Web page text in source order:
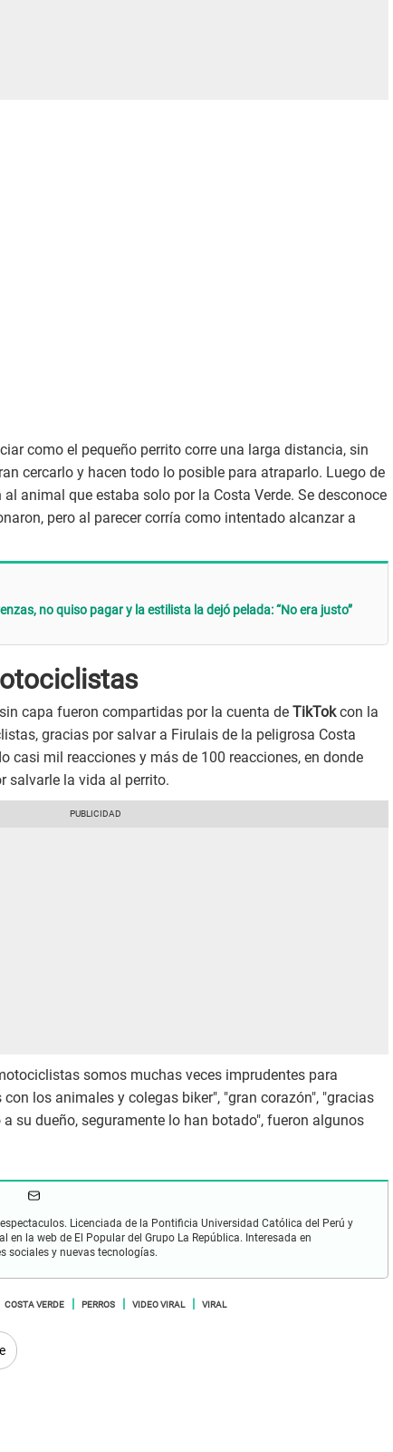
como el pequeño perrito corre una larga distancia, sin
cercarlo y hacen todo lo posible para atraparlo. Luego de
animal que estaba solo por la Costa Verde. Se desconoce
pero al parecer corría como intentado alcanzar a
no quiso pagar y la estilista la dejó pelada: “No era justo”
capa fueron compartidas por la cuenta de TikTokcon la
gracias por salvar a Firulais de la peligrosa Costa
casi mil reacciones y más de 100 reacciones, en donde
salvarle la vida al perrito.
somos muchas veces imprudentes para
los animales y colegas biker", "gran corazón", "gracias
su dueño, seguramente lo han botado", fueron algunos
Licenciada de la Pontificia Universidad Católica del Perú y
en la web de El Popular del Grupo La República. Interesada en
sociales y nuevas tecnologías.
COSTA VERDE PERROS VIDEO VIRAL VIRAL